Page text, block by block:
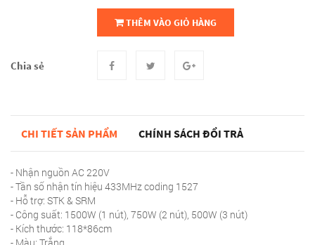
THÊM VÀO GIỎ HÀNG
Chia sẻ
CHI TIẾT SẢN PHẨM CHÍNH SÁCH ĐỔI TRẢ
- Nhận nguồn AC 220V
- Tần số nhận tín hiệu 433MHz coding 1527
- Hỗ trợ: STK & SRM
- Công suất: 1500W (1 nút), 750W (2 nút), 500W (3 nút)
- Kích thước: 118*86cm